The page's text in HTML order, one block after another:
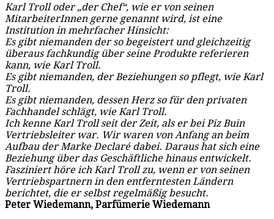
Karl Troll oder „der Chef“, wie er von seinen
MitarbeiterInnen gerne genannt wird, ist eine
Institution in mehrfacher Hinsicht:
Es gibt niemanden der so begeistert und gleichzeitig
überaus fachkundig über seine Produkte referieren
kann, wie Karl Troll.
Es gibt niemanden, der Beziehungen so pflegt, wie Karl
Troll.
Es gibt niemanden, dessen Herz so für den privaten
Fachhandel schlägt, wie Karl Troll.
Ich kenne Karl Troll seit der Zeit, als er bei Piz Buin
Vertriebsleiter war. Wir waren von Anfang an beim
Aufbau der Marke Declaré dabei. Daraus hat sich eine
Beziehung über das Geschäftliche hinaus entwickelt.
Fasziniert höre ich Karl Troll zu, wenn er von seinen
Vertriebspartnern in den entferntesten Ländern
berichtet, die er selbst regelmäßig besucht.
Peter Wiedemann, Parfümerie Wiedemann